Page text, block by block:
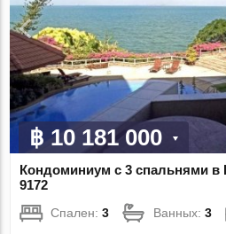
฿ 10 181 000
Кондоминиум с 3 спальнями в
9172
Спален:3 Ванных:3